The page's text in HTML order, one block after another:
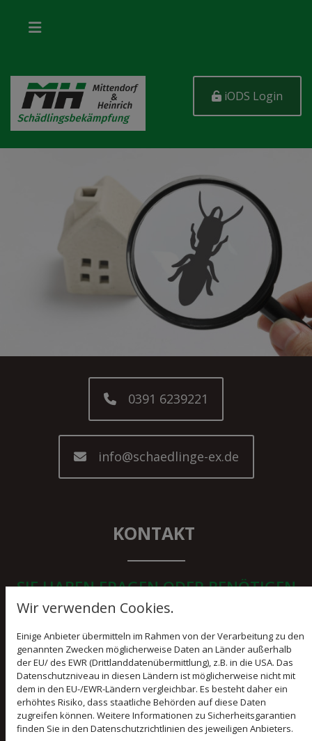
iODS Login
0391 6239221
info@schaedlinge-ex.de
KONTAKT
SIE HABEN FRAGEN ODER BENÖTIGEN
EINEN TERMIN?
Schreiben Sie uns gerne auch eine Nachricht um
einen Rückruf zu erhalten- Vermerken Sie dafür
bitte einfach Ihr Anliegen sowie Ihre
Telefonnummer unten im Formular und wir
melden uns so schnell wie möglich bei Ihnen
Wir verwenden Cookies.
Einige Anbieter übermitteln im Rahmen von der Verarbeitung zu den
genannten Zwecken möglicherweise Daten an Länder außerhalb
der EU/ des EWR (Drittlanddatenübermittlung), z.B. in die USA. Das
Datenschutzniveau in diesen Ländern ist möglicherweise nicht mit
dem in den EU-/EWR-Ländern vergleichbar. Es besteht daher ein
erhöhtes Risiko, dass staatliche Behörden auf diese Daten
zugreifen können. Weitere Informationen zu Sicherheitsgarantien
finden Sie in den Datenschutzrichtlinien des jeweiligen Anbieters.